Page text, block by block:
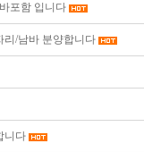
포함 입니다
리/남바 분양합니다
니다